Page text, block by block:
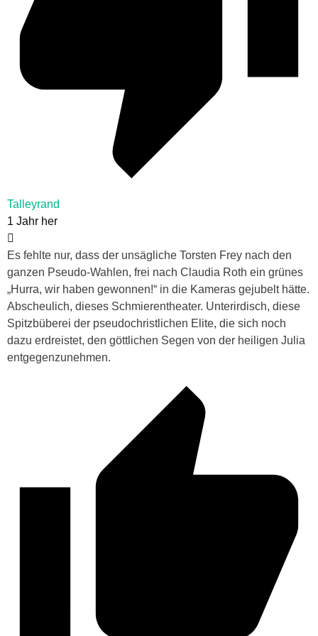
Talleyrand
1 Jahr her
Es fehlte nur, dass der unsägliche Torsten Frey nach den
ganzen Pseudo-Wahlen, frei nach Claudia Roth ein grünes
„Hurra, wir haben gewonnen!“ in die Kameras gejubelt hätte.
Abscheulich, dieses Schmierentheater. Unterirdisch, diese
Spitzbüberei der pseudochristlichen Elite, die sich noch
dazu erdreistet, den göttlichen Segen von der heiligen Julia
entgegenzunehmen.